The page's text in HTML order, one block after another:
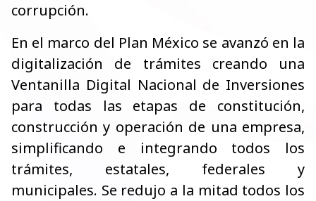
corrupción.
En el marco del Plan México se avanzó en la
digitalización de trámites creando una
Ventanilla Digital Nacional de Inversiones
para todas las etapas de constitución,
construcción y operación de una empresa,
simplificando e integrando todos los
trámites, estatales, federales y
municipales. Se redujo a la mitad todos los